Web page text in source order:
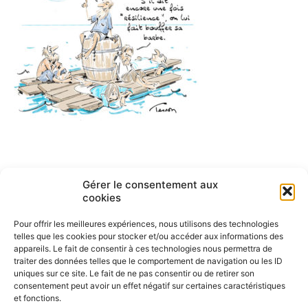
Gérer le consentement aux
cookies
Pour offrir les meilleures expériences, nous utilisons des technologies
telles que les cookies pour stocker et/ou accéder aux informations des
appareils. Le fait de consentir à ces technologies nous permettra de
traiter des données telles que le comportement de navigation ou les ID
uniques sur ce site. Le fait de ne pas consentir ou de retirer son
consentement peut avoir un effet négatif sur certaines caractéristiques
et fonctions.
Navigation
de
l’article
ARTICLE PRÉCÉDENT